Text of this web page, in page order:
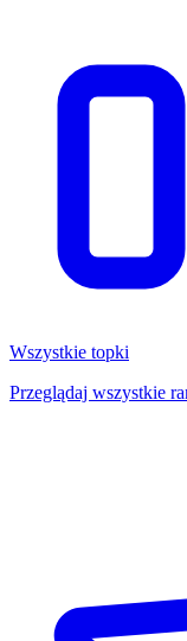
Wszystkie topki
Przeglądaj wszystkie